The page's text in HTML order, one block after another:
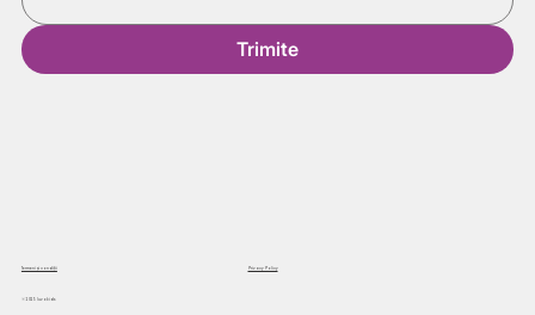
Privacy Policy
Termeni și condiții
© 2025 Iuvokids
Trimite